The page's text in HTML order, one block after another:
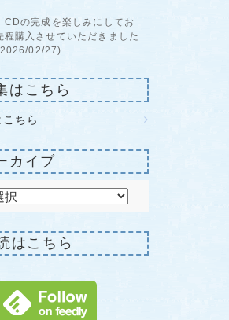
CDの完成を楽しみにしてお
程購入させていただきました
02/27)
はこちら
ちら
カイブ
はこちら